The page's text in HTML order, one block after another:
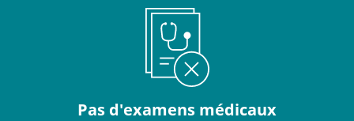
Pas d'examens médicaux